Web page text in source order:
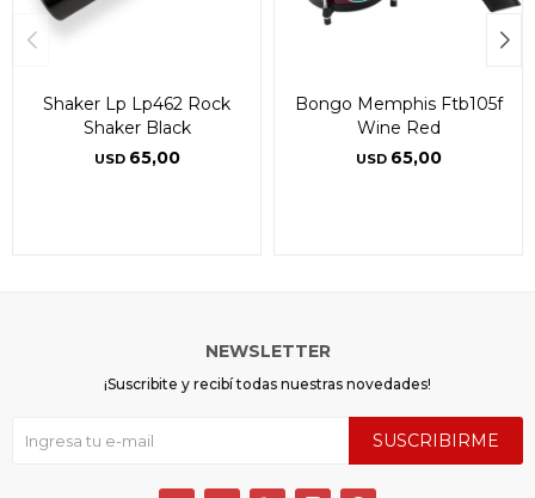
Shaker Lp Lp462 Rock
Shaker Black
USD 65,00
Bongo Memphis Ftb105f
Wine Red
USD 65,00
NEWSLETTER
¡Suscribite y recibí todas nuestras novedades!
SUSCRIBIRME